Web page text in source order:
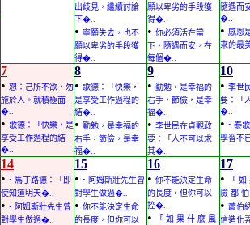
出歧見，繼續討論
下�..
• 寧願失去，也不
願以卑劣的手段獲
得�..
願以卑劣的手段獲
得�..
• 你必須活在當
下，隨遇而安，在
每個�..
隨遇而
�..
• 感恩
來的最
7
• 恕：己所不欲，勿
施於人。就積極面
�..
• 歌德：「快樂，是
享受工作過程的結
�..
8
• 歌德：「快樂，
是享受工作過程的
結�..
• 勤勉，是幸福的
右手，節儉，是幸
福�..
9
• 勤勉，是幸福的
右手，節儉，是幸
福�..
• 李世民在貞觀政
要：「人不可以求
其�..
10
• 李世
要：「
�..
• • 泰
學習不
14
• • 馬丁路德：「即
使知道明天�..
• • 阿姆斯壯先生曾
對學生做過�..
15
• • 阿姆斯壯先生曾
對學生做過�..
• 你不能決定生命
的長度，但你可以
16
• 你不能決定生命
的長度，但你可以
控�..
•
「 如 果 什 麼 風
17
•
「
險 都
• 蕭伯
信造化